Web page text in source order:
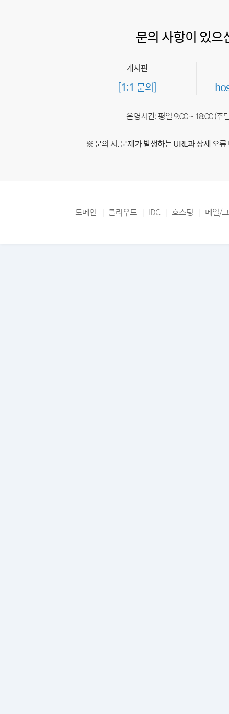
문의 사항이 있으
게시판
[1:1 문의]
운영시간: 평일 9:00 ~ 18:00 (주
※ 문의 시, 문제가 발생하는 URL과 상세 오
도메인 클라우드 IDC 호스팅 메일/